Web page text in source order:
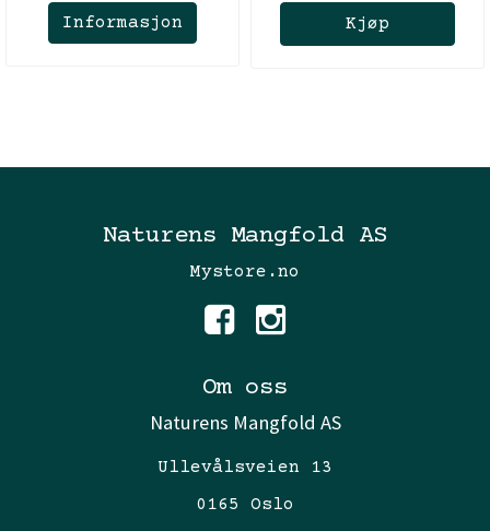
Informasjon Kjøp
Naturens Mangfold AS
Mystore.no
Om oss
Naturens Mangfold AS
Ullevålsveien 13
0165 Oslo